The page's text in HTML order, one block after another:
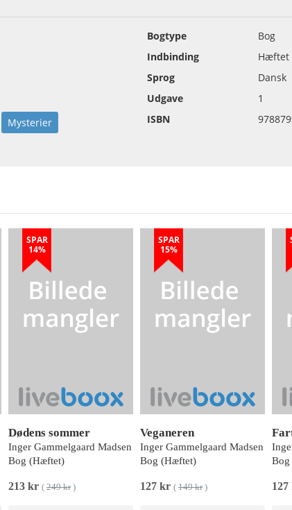
Mysterier
Bogtype
Bog
Indbinding
Hæftet
Sprog
Dansk
Udgave
1
ISBN
SPAR
14%
Dødens sommer
Inger Gammelgaard Madsen
Bog (Hæftet)
213 kr ( 249 kr)
SPAR
15%
Veganeren
Inger Gammelgaard Madsen
Bog (Hæftet)
127 kr ( 149 kr)